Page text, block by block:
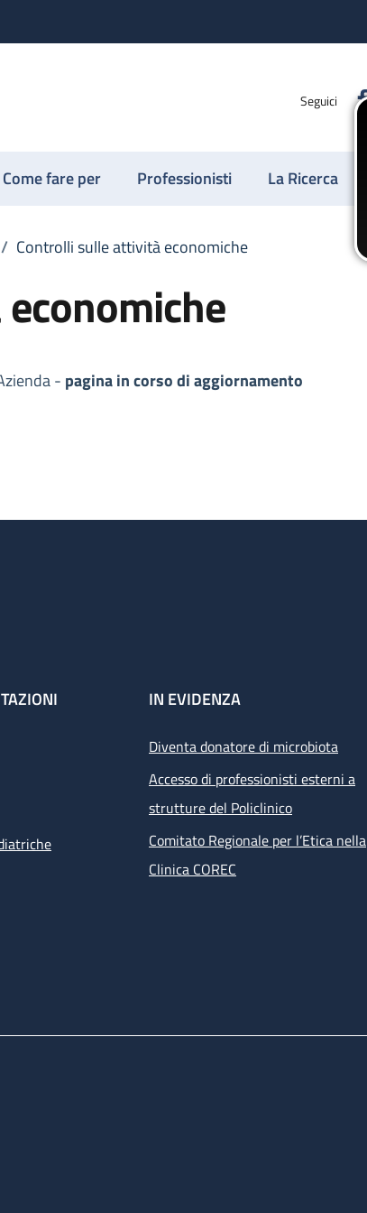
Seguici
Come fare per Professionisti La Ricerca
/ Controlli sulle attività economiche
- pagina in corso di aggiornamento
IN EVIDENZA
Diventa donatore di microbiota
Accesso di professionisti esterni a
strutture del Policlinico
Comitato Regionale per l’Etica nella
Clinica COREC